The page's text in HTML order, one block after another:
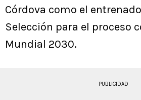
Córdova como el
Selección para el proceso
Mundial 2030.
PUBLICIDAD